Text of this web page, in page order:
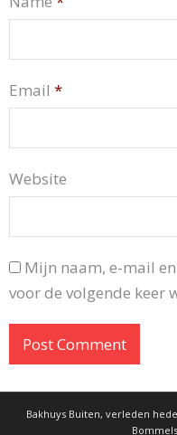
Email *
Website
Mijn naam, e-mail
voor de volgende keer
Bakhuys Buiten, verleden